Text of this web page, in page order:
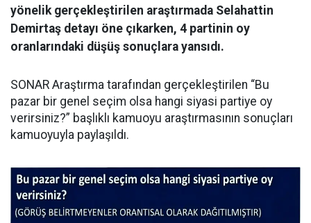
yönelik gerçekleştirilen araştırmada Selahattin
Demirtaş detayı öne çıkarken, 4 partinin oy
oranlarındaki düşüş sonuçlara yansıdı.
SONAR Araştırma tarafından gerçekleştirilen “Bu
pazar bir genel seçim olsa hangi siyasi partiye oy
verirsiniz?” başlıklı kamuoyu araştırmasının sonuçları
kamuoyuyla paylaşıldı.